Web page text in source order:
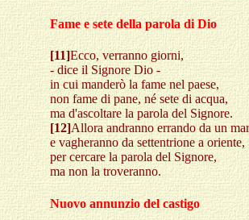
Fame e sete della parola di Dio
[11]Ecco, verranno giorni,
- dice il Signore Dio -
in cui manderò la fame nel paese,
non fame di pane, né sete di acqua,
ma d'ascoltare la parola del Signore.
[12]Allora andranno errando da un
e vagheranno da settentrione a oriente,
per cercare la parola del Signore,
ma non la troveranno.
Nuovo annunzio del castigo